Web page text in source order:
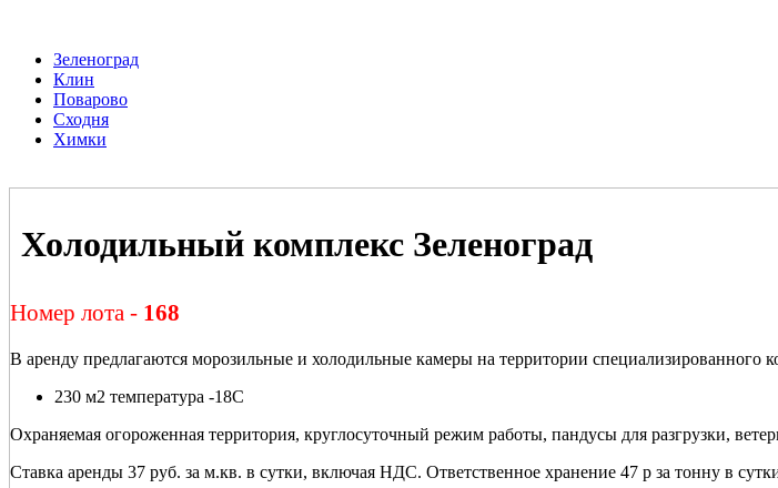
Зеленоград
Клин
Поварово
Сходня
Химки
Холодильный комплекс Зеленоград
Номер лота - 168
В аренду предлагаются морозильные и холодильные камеры на территории
230 м2 температура -18С
Охраняемая огороженная территория, круглосуточный режим работы, пандусы для разгрузки,
Ставка аренды 37 руб. за м.кв. в сутки, включая НДС. Ответственное хранение 47 р за тонну в